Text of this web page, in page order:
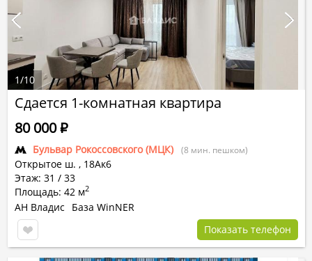
Сдается 1-комнатная квартира
Бульвар Рокоссовского (МЦК) (8 мин. пешком)
Открытое ш. , 18Ак6
Этаж: 31 / 33
Площадь: 42 м2
80 000Р
АН Владис
База WinNER
Показать телефон
1/10